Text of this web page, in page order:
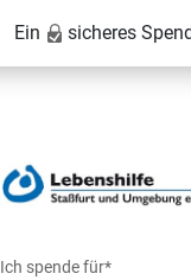
Ein sicheres
Ich spende für*